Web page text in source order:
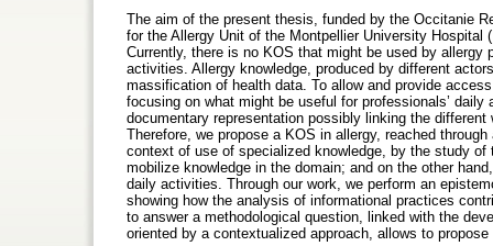
The aim of the present thesis, funded by the Occitanie
for the Allergy Unit of the Montpellier University
Currently, there is no KOS that might be used by
activities. Allergy knowledge, produced by different
massification of health data. To allow and provide
focusing on what might be useful for professionals’
documentary representation possibly linking the
Therefore, we propose a KOS in allergy, reached
context of use of specialized knowledge, by the study
mobilize knowledge in the domain; and on the other
daily activities. Through our work, we perform an
showing how the analysis of informational practices
to answer a methodological question, linked with the
oriented by a contextualized approach, allows to